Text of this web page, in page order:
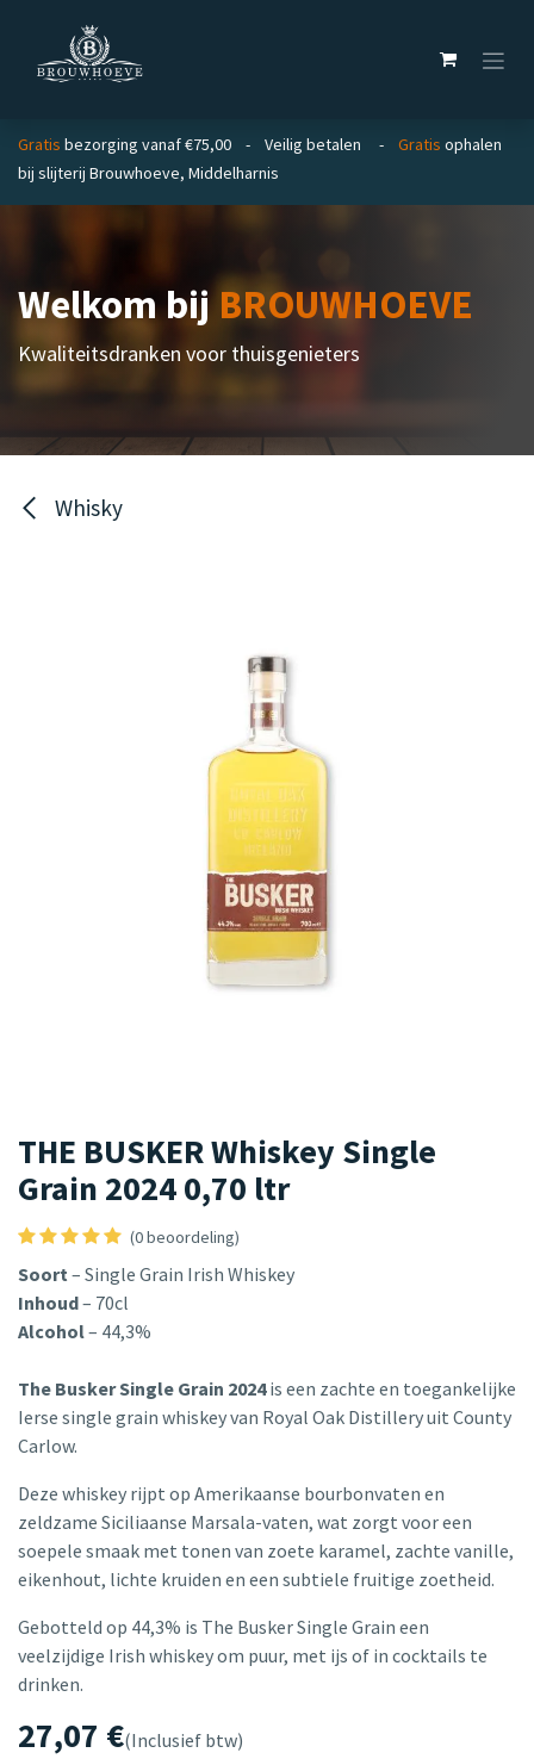
Gratis bezorging vanaf €75,00 - Veilig betalen - Gratis ophalen
bij slijterij Brouwhoeve, Middelharnis
Welkom bijBROUWHOEVE
Kwaliteitsdranken voor thuisgenieters
Whisky
THE BUSKER Whiskey Single
Grain 2024 0,70 ltr
(0 beoordeling)
Soort– Single Grain Irish Whiskey
Inhoud– 70cl
Alcohol– 44,3%
The Busker Single Grain 2024is een zachte en toegankelijke
Ierse single grain whiskey van Royal Oak Distillery uit County
Carlow.
Deze whiskey rijpt op Amerikaanse bourbonvaten en
zeldzame Siciliaanse Marsala-vaten, wat zorgt voor een
soepele smaak met tonen van zoete karamel, zachte vanille,
eikenhout, lichte kruiden en een subtiele fruitige zoetheid.
Gebotteld op 44,3% is The Busker Single Grain een
veelzijdige Irish whiskey om puur, met ijs of in cocktails te
drinken.
27,07 €(Inclusief btw)